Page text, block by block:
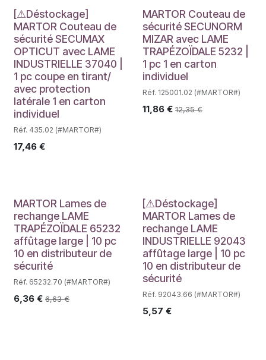
Déstockage
[⚠Déstockage]
MARTOR Couteau de
sécurité SECUMAX
OPTICUT avec LAME
INDUSTRIELLE 37040 |
1 pc coupe en tirant/
avec protection
latérale 1 en carton
individuel
Réf. 435.02 (#MARTOR#)
17,46 €
MARTOR Couteau de
sécurité SECUNORM
MIZAR avec LAME
TRAPÉZOÏDALE 5232 |
1 pc 1 en carton
individuel
Réf. 125001.02 (#MARTOR#)
11,86€ 12,35€
MARTOR Lames de
rechange LAME
TRAPÉZOÏDALE 65232
affûtage large | 10 pc
10 en distributeur de
sécurité
Réf. 65232.70 (#MARTOR#)
6,36 € 6,63€
Déstockage
[⚠Déstockage]
MARTOR Lames de
rechange LAME
INDUSTRIELLE 92043
affûtage large | 10 pc
10 en distributeur de
sécurité
Réf. 92043.66 (#MARTOR#)
5,57 €